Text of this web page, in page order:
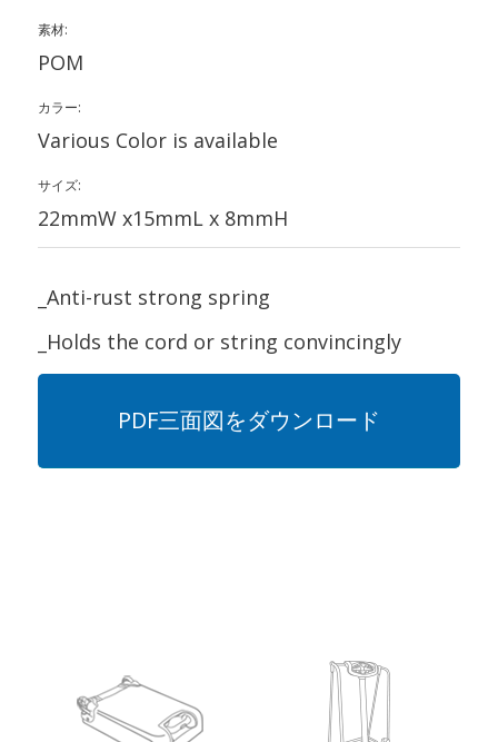
素材:
POM
カラー:
Various Color is available
サイズ:
22mmW x15mmL x 8mmH
_Anti-rust strong spring
_Holds the cord or string convincingly
PDF三面図をダウンロード